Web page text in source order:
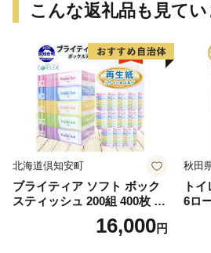
こんな返礼品も見て
北海道倶知安町
ブライティア ソフト ボック
スティッシュ 200組 400枚 60
箱 日本製 まとめ買い ティッ
シュ リサイクル 長持 防災 常
16,000円
秋田
ト
6ロ
ン
用